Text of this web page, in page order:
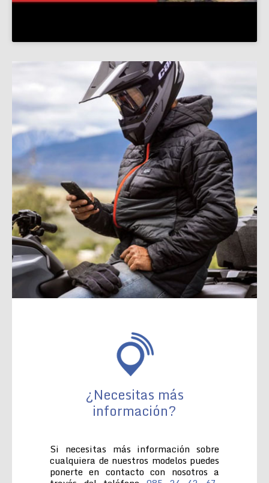
¿Necesitas más
información?
Si necesitas más información sobre
cualquiera de nuestros modelos puedes
ponerte en contacto con nosotros a